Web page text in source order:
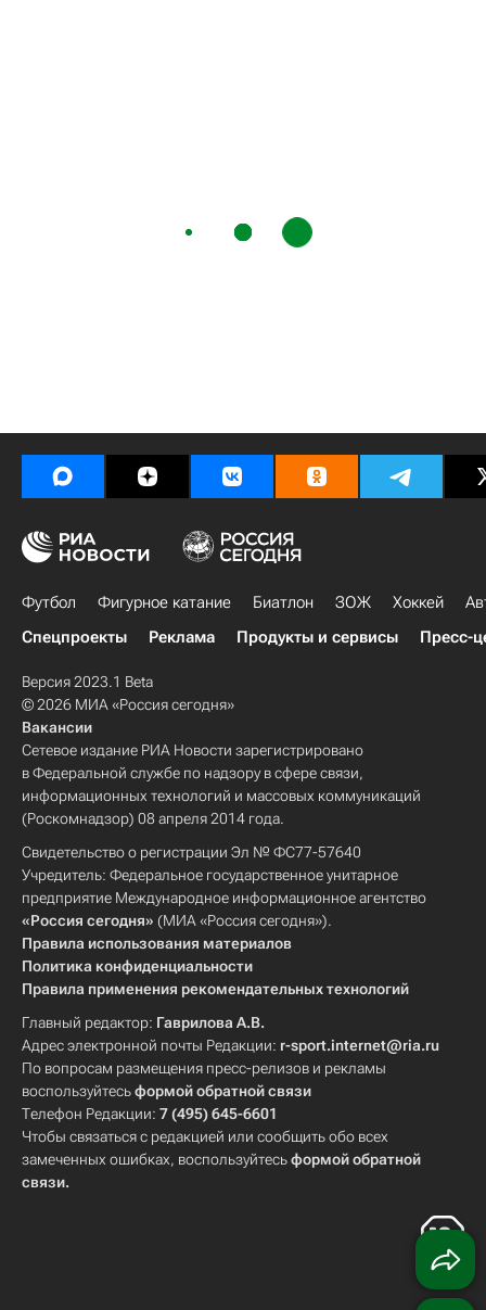
Футбол Фигурное катание Биатлон ЗОЖ Хоккей
Спецпроекты
Реклама Продукты и сервисы Пресс-
Версия 2023.1 Beta
© 2026 МИА «Россия сегодня»
Вакансии
Сетевое издание РИА Новости зарегистрировано
в Федеральной службе по надзору в сфере связи,
информационных технологий и массовых коммуникаций
(Роскомнадзор) 08 апреля 2014 года.
Свидетельство о регистрации Эл № ФС77-57640
Учредитель: Федеральное государственное унитарное
предприятие Международное информационное агентство
«Россия сегодня» (МИА «Россия сегодня»).
Правила использования материалов
Политика конфиденциальности
Правила применения рекомендательных технологий
Главный редактор: Гаврилова А.В.
Адрес электронной почты Редакции: r-sport.internet@ria.ru
По вопросам размещения пресс-релизов и рекламы
воспользуйтесьформой обратной связи
Телефон Редакции: 7 (495) 645-6601
Чтобы связаться с редакцией или сообщить обо всех
замеченных ошибках, воспользуйтесьформой обратной
связи.